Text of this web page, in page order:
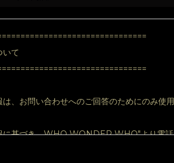
いて
は、お問い合わせへのご回答のためにのみ使
に基づき、WHO WONDER WHO"より電